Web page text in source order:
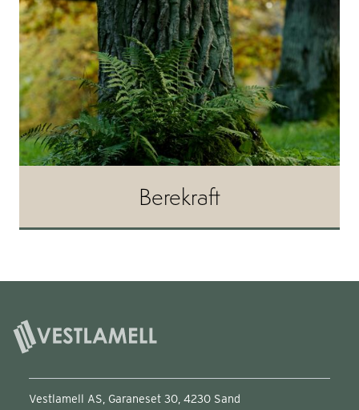
Berekraft
Vestlamell AS, Garaneset 30, 4230 Sand